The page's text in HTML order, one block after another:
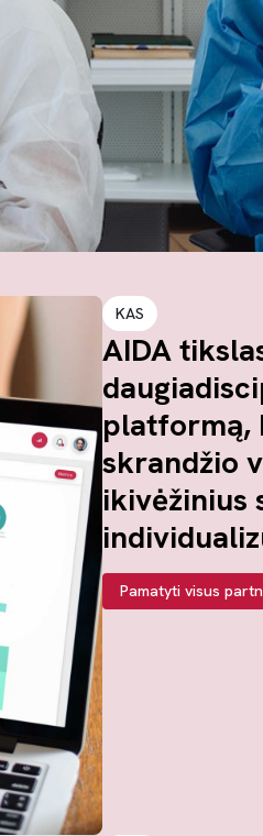
KAS
AIDA
platformą,
skrandžio
ikivėžinius
Pamatyti visus